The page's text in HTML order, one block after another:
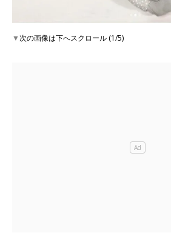
▼次の画像は下へスクロール (1/5)